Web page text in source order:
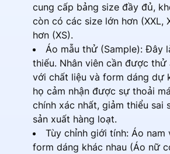
cung cấp bảng size đầy đủ,
còn có các size lớn hơn (XXL,
hơn (XS).
Áo mẫu thử (Sample): Đây
thiếu. Nhân viên cần được
với chất liệu và form dáng dự
họ cảm nhận được sự thoải
chính xác nhất, giảm thiểu sai
sản xuất hàng loạt.
Tùy chỉnh giới tính: Áo nam
form dáng khác nhau (Áo nữ